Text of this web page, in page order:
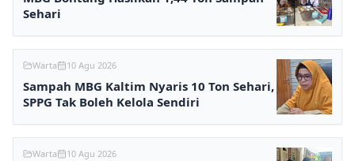
Sehari
Warta 10 Agu 2026
Sampah MBG Kaltim Nyaris 10 Ton Sehari,
SPPG Tak Boleh Kelola Sendiri
Warta 10 Agu 2026